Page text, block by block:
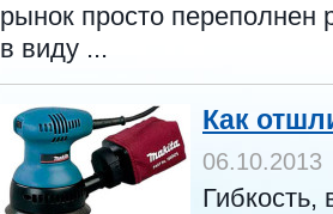
рынок просто
в виду ...
Как
06.10.2013
Гибкость,